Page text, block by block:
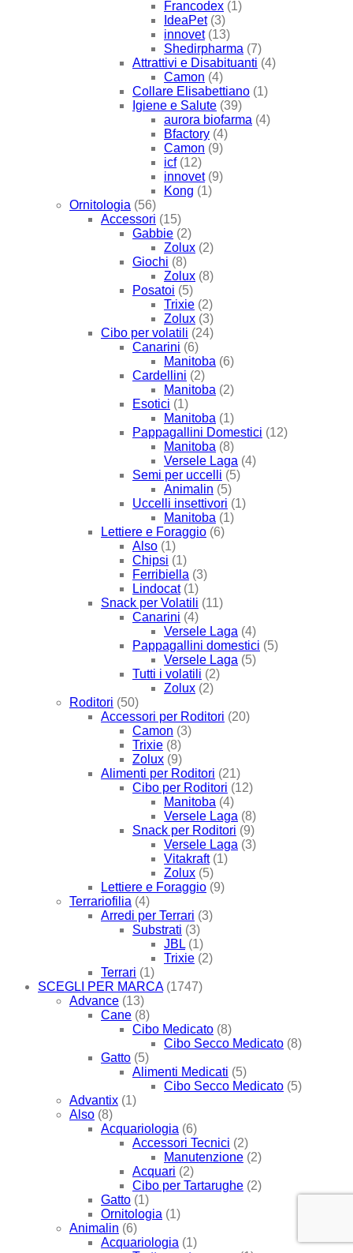
Francodex (1)
IdeaPet (3)
innovet (13)
Shedirpharma (7)
Attrattivi e Disabituanti (4)
Camon (4)
Collare Elisabettiano (1)
Igiene e Salute (39)
aurora biofarma (4)
Bfactory (4)
Camon (9)
icf (12)
innovet (9)
Kong (1)
Ornitologia (56)
Accessori (15)
Gabbie (2)
Zolux (2)
Giochi (8)
Zolux (8)
Posatoi (5)
Trixie (2)
Zolux (3)
Cibo per volatili (24)
Canarini (6)
Manitoba (6)
Cardellini (2)
Manitoba (2)
Esotici (1)
Manitoba (1)
Pappagallini Domestici (12)
Manitoba (8)
Versele Laga (4)
Semi per uccelli (5)
Animalin (5)
Uccelli insettivori (1)
Manitoba (1)
Lettiere e Foraggio (6)
Also (1)
Chipsi (1)
Ferribiella (3)
Lindocat (1)
Snack per Volatili (11)
Canarini (4)
Versele Laga (4)
Pappagallini domestici (5)
Versele Laga (5)
Tutti i volatili (2)
Zolux (2)
Roditori (50)
Accessori per Roditori (20)
Camon (3)
Trixie (8)
Zolux (9)
Alimenti per Roditori (21)
Cibo per Roditori (12)
Manitoba (4)
Versele Laga (8)
Snack per Roditori (9)
Versele Laga (3)
Vitakraft (1)
Zolux (5)
Lettiere e Foraggio (9)
Terrariofilia (4)
Arredi per Terrari (3)
Substrati (3)
JBL (1)
Trixie (2)
Terrari (1)
SCEGLI PER MARCA (1747)
Advance (13)
Cane (8)
Cibo Medicato (8)
Cibo Secco Medicato (8)
Gatto (5)
Alimenti Medicati (5)
Cibo Secco Medicato (5)
Advantix (1)
Also (8)
Acquariologia (6)
Accessori Tecnici (2)
Manutenzione (2)
Acquari (2)
Cibo per Tartarughe (2)
Gatto (1)
Ornitologia (1)
Animalin (6)
Acquariologia (1)